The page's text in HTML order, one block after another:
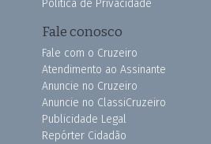
Política de Privacidade
Fale conosco
Fale com o Cruzeiro
Atendimento ao Assinante
Anuncie no Cruzeiro
Anuncie no ClassiCruzeiro
Publicidade Legal
Repórter Cidadão